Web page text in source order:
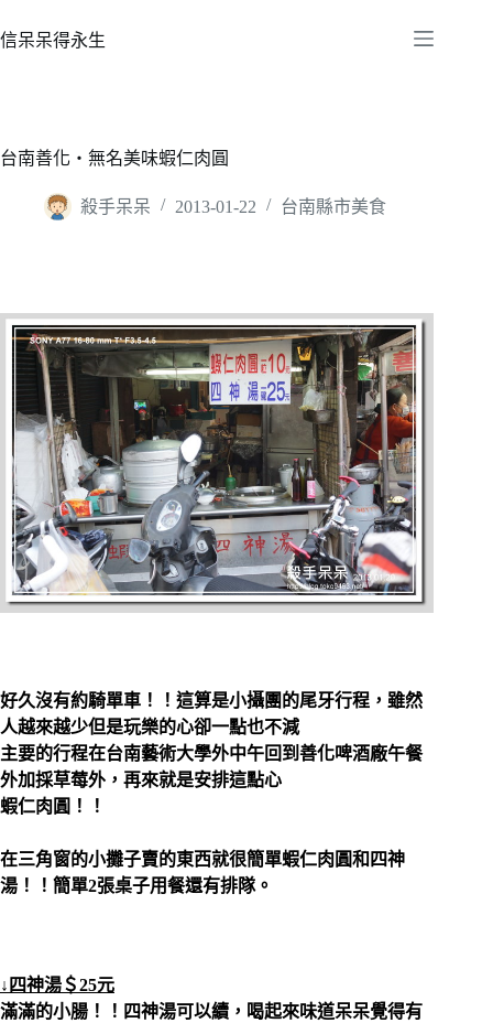
至
容
信呆呆得永生
台南善化‧無名美味蝦仁肉圓
殺手呆呆 2013-01-22 台南縣市美食
好久沒有約騎單車！！這算是小攝團的尾牙行程，雖然
人越來越少但是玩樂的心卻一點也不減
主要的行程在台南藝術大學外中午回到善化啤酒廠午餐
外加採草莓外，再來就是安排這點心
蝦仁肉圓！！
在三角窗的小攤子賣的東西就很簡單蝦仁肉圓和四神
湯！！簡單2張桌子用餐還有排隊。
↓四神湯＄25元
滿滿的小腸！！四神湯可以續，喝起來味道呆呆覺得有